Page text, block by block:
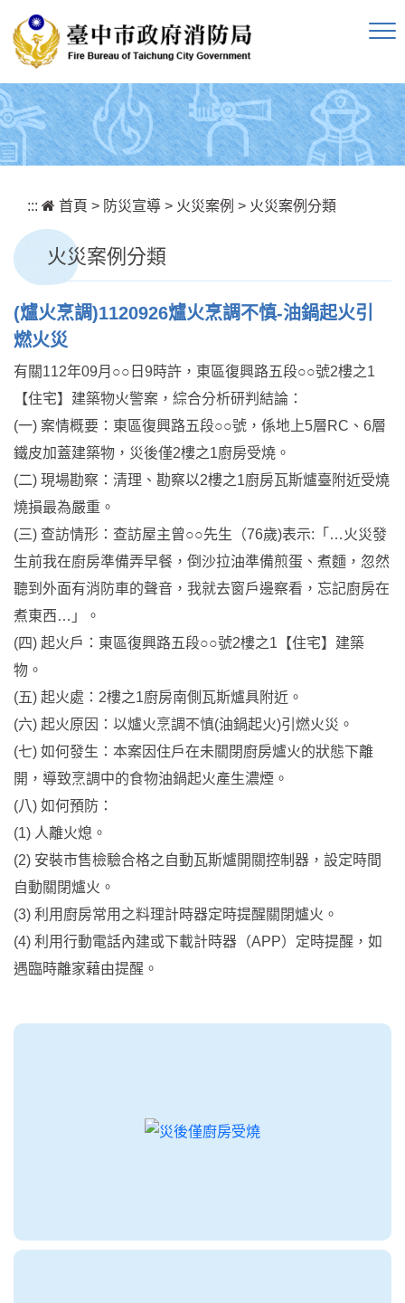
::: 首頁 > 防災宣導 > 火災案例 > 火災案例分類
火災案例分類
(爐火烹調)1120926爐火烹調不慎-油鍋起火引
燃火災
有關112年09月○○日9時許，東區復興路五段○○號2樓之1
【住宅】建築物火警案，綜合分析研判結論：
(一) 案情概要：東區復興路五段○○號，係地上5層RC、6層
鐵皮加蓋建築物，災後僅2樓之1廚房受燒。
(二) 現場勘察：清理、勘察以2樓之1廚房瓦斯爐臺附近受燒
燒損最為嚴重。
(三) 查訪情形：查訪屋主曾○○先生（76歲)表示:「…火災發
生前我在廚房準備弄早餐，倒沙拉油準備煎蛋、煮麵，忽然
聽到外面有消防車的聲音，我就去窗戶邊察看，忘記廚房在
煮東西…」。
(四) 起火戶：東區復興路五段○○號2樓之1【住宅】建築
物。
(五) 起火處：2樓之1廚房南側瓦斯爐具附近。
(六) 起火原因：以爐火烹調不慎(油鍋起火)引燃火災。
(七) 如何發生：本案因住戶在未關閉廚房爐火的狀態下離
開，導致烹調中的食物油鍋起火產生濃煙。
(八) 如何預防：
(1) 人離火熄。
(2) 安裝市售檢驗合格之自動瓦斯爐開關控制器，設定時間
自動關閉爐火。
(3) 利用廚房常用之料理計時器定時提醒關閉爐火。
(4) 利用行動電話內建或下載計時器（APP）定時提醒，如
遇臨時離家藉由提醒。